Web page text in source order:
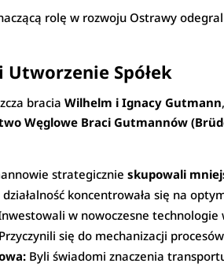
rolę w rozwoju Ostrawy
Spółek
braciaWilhelm i Ignacy Gutmann
Węglowe Braci Gutmannów
strategicznieskupowali
koncentrowała się na
w nowoczesne technologie
się do mechanizacji
Byli świadomi znaczenia